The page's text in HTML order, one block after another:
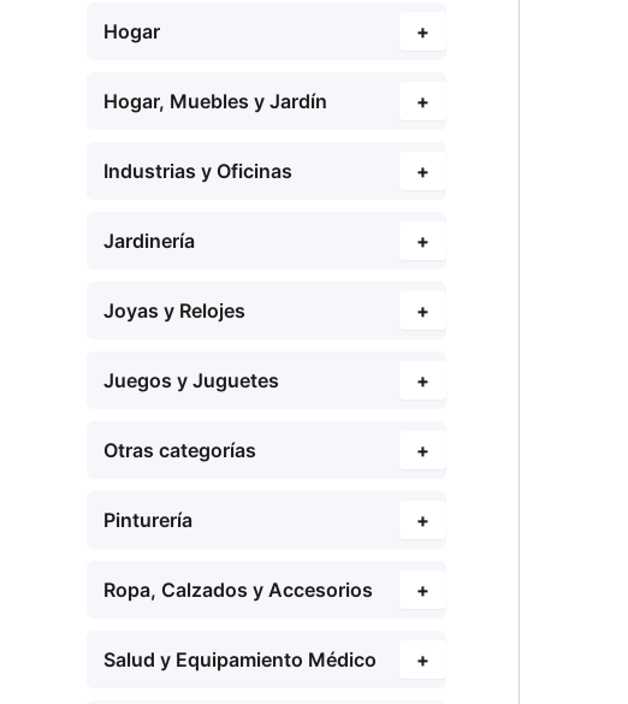
Hogar +
Hogar, Muebles y Jardín +
Industrias y Oficinas +
Jardinería +
Joyas y Relojes +
Juegos y Juguetes +
Otras categorías +
Pinturería +
Ropa, Calzados y Accesorios +
Salud y Equipamiento Médico +